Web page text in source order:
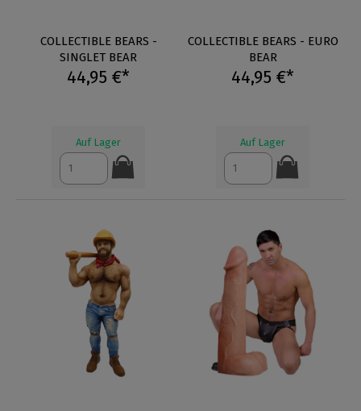
COLLECTIBLE BEARS -
SINGLET BEAR
44,95 €*
Auf Lager
COLLECTIBLE BEARS - EURO
BEAR
44,95 €*
Auf Lager